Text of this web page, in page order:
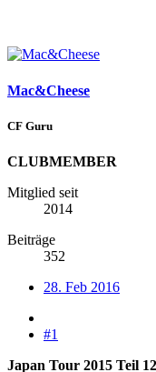
Mac&Cheese
CF Guru
CLUBMEMBER
Mitglied seit
2014
Beiträge
352
28. Feb 2016
#1
Japan Tour 2015 Teil